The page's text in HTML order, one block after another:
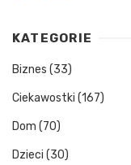
KATEGORIE
Biznes (33)
Ciekawostki (167)
Dom (70)
Dzieci (30)